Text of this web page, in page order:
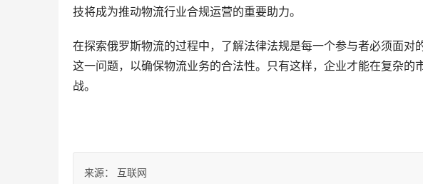
技将成为推动物流行业合规运营的重要助力。
在探索俄罗斯物流的过程中，了解法律法规是每一个参与者必须面对
这一问题，以确保物流业务的合法性。只有这样，企业才能在复杂的
战。
来源： 互联网